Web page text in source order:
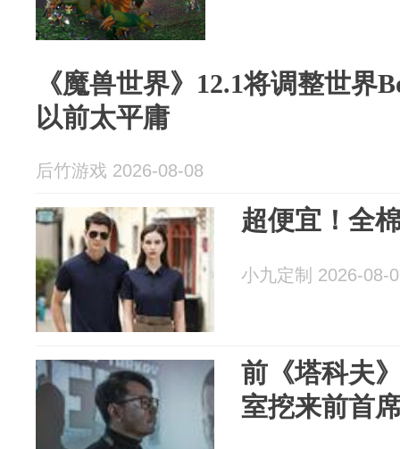
《魔兽世界》12.1将调整世界
以前太平庸
后竹游戏 2026-08-08
超便宜！全
小九定制 2026-08-
前《塔科夫
室挖来前首